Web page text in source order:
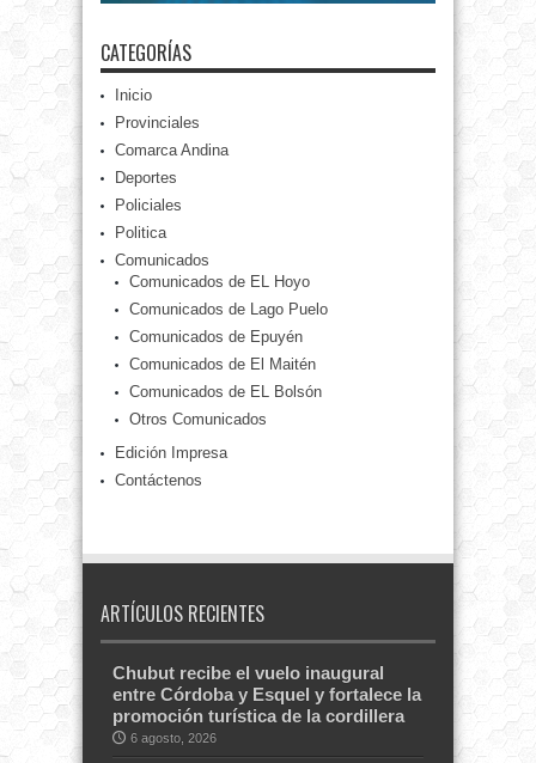
CATEGORÍAS
Inicio
Provinciales
Comarca Andina
Deportes
Policiales
Politica
Comunicados
Comunicados de EL Hoyo
Comunicados de Lago Puelo
Comunicados de Epuyén
Comunicados de El Maitén
Comunicados de EL Bolsón
Otros Comunicados
Edición Impresa
Contáctenos
ARTÍCULOS RECIENTES
Chubut recibe el vuelo inaugural
entre Córdoba y Esquel y fortalece la
promoción turística de la cordillera
6 agosto, 2026